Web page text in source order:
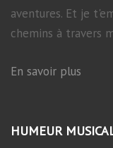
aventures. Et je
chemins à travers
En savoir plus
HUMEUR